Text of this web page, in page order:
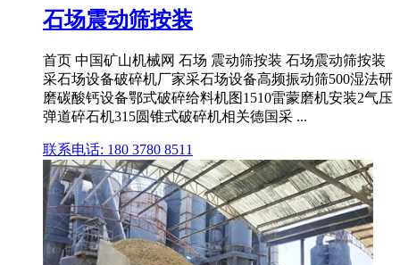
石场震动筛按装
首页 中国矿山机械网 石场 震动筛按装 石场震动筛按装
采石场设备破碎机厂家采石场设备高频振动筛500湿法研
磨碳酸钙设备鄂式破碎给料机图1510雷蒙磨机安装2气压
弹道碎石机315圆锥式破碎机相关德国采 ...
联系电话: 180 3780 8511